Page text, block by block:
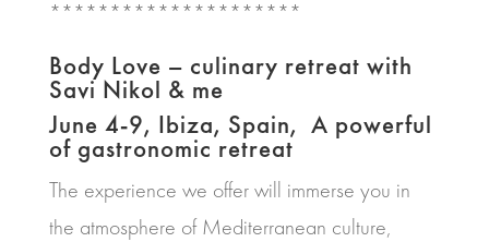
*********************
Body Love – culinary retreat with
Savi Nikol & me
June 4-9, Ibiza, Spain, A powerful
of gastronomic retreat
The experience we offer will immerse you in
the atmosphere of Mediterranean culture,